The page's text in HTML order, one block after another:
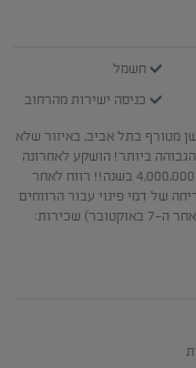
חשמל
כניסה ישירות מהרחוב
מטורף בתל אביב, באיזור שלא
ביותר! הושקע לאחרונה
עיצוב ושיפוץ בחנות בשווי 300,000! מחזור יציב של 4,000,000 בשנה!! רווח לאחר
בדיחה של דמי פינוי עבור הרווחים
האלה נמכרת בצער רב מאוד עקב חוסר בכוח אדם (לאחר ה-7 באוקטובר) שכירות: